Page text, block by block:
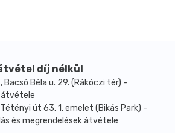
mind mennyiségét, mind
tekintve. Ez nemcsak a
lehet érdekes, akiknek
juttatása táplálkozásuk egyik
a világ lakosságának 20%-át
díj nélkül
Bacsó Béla u. 29. (Rákóczi tér) -
átvétele
Tétényi út 63. 1. emelet (Bikás Park) -
és megrendelések átvétele